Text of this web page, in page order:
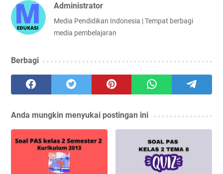
Administrator
Media Pendidikan Indonesia | Tempat berbagi
media pembelajaran
Berbagi
Anda mungkin menyukai postingan ini